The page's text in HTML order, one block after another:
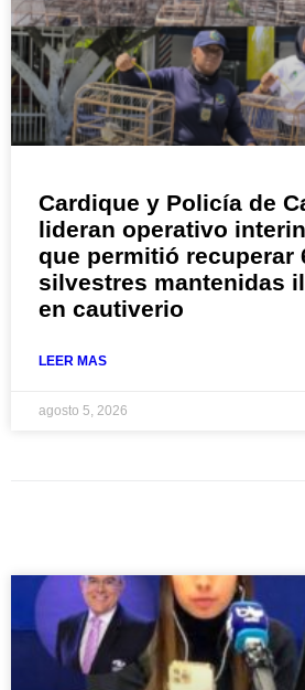
Cardique y Policía de
lideran operativo
que permitió recuperar
silvestres mantenidas
en cautiverio
LEER MAS
agosto 5, 2026